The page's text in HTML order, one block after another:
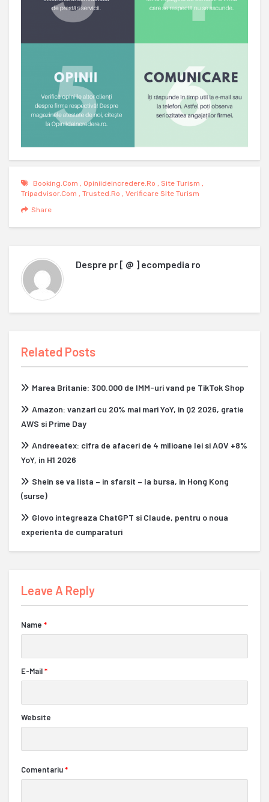
Booking.com Opiniideincredere.ro Site Turism
Tripadvisor.com
Trusted.ro
Verificare Site Turism
Share
Despre pr [ @ ] ecompedia ro
Related Posts
Marea Britanie: 300.000 de IMM-uri vand pe TikTok Shop
Amazon: vanzari cu 20% mai mari YoY, in Q2 2026, gratie
AWS si Prime Day
Andreeatex: cifra de afaceri de 4 milioane lei si AOV +8%
YoY, in H1 2026
Shein se va lista – in sfarsit – la bursa, in Hong Kong
(surse)
Glovo integreaza ChatGPT si Claude, pentru o noua
experienta de cumparaturi
Leave A Reply
Name *
E-Mail*
Website
Comentariu*